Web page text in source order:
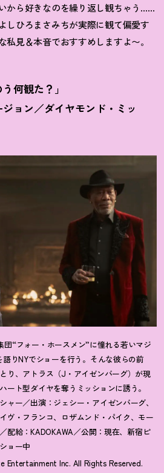
から好きなのを繰り返し観ちゃう……
しひろまさみちが実際に観て偏愛す
私見＆本音でおすすめしますよ〜。
何観た ？ 」
ジョン／ダイヤモンド・ミッ
“フォー・ホースメン”に憧れる若いマジ
りNYでショーを行う。そんな彼らの前
り、アトラス（J・アイゼンバーグ）が現
ート型ダイヤを奪うミッションに誘う。
ャー／出演：ジェシー・アイゼンバーグ、
ヴ・フランコ、ロザムンド・パイク、モー
給：KADOKAWA／公開：現在、新宿ピ
ョー中
Entertainment Inc. All Rights Reserved.